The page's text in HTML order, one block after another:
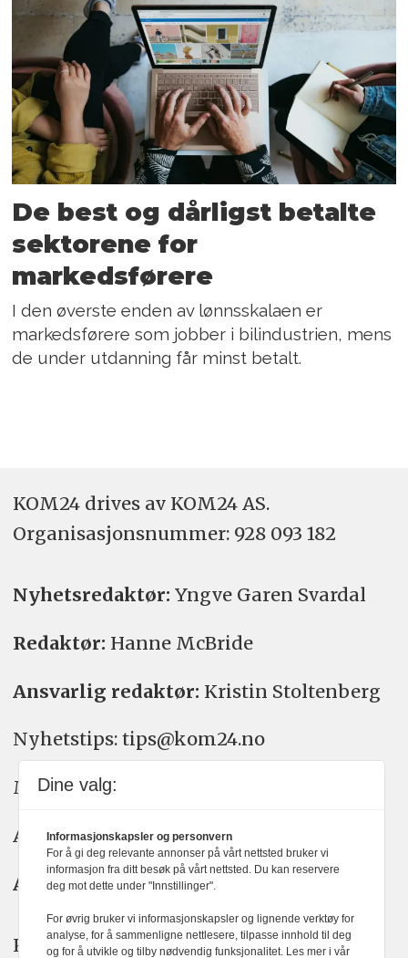
De best og dårligst betalte
sektorene for
markedsførere
I den øverste enden av lønnsskalaen er
markedsførere som jobber i bilindustrien, mens
de under utdanning får minst betalt.
KOM24 drives av KOM24 AS.
Organisasjons­nummer: 928 093 182
Nyhetsredaktør: Yngve Garen Svardal
Redaktør: Hanne McBride
Ansvarlig redaktør: Kristin Stoltenberg
Nyhetstips: tips@kom24.no
Meninger: meninger@kom24.no
Annonse: annonse@watchmedia.no
Abonnement:kom24@watchmedia.no
KOM24 arbeider etter Vær Varsom-
Dine valg:
Informasjonskapsler og personvern
For å gi deg relevante annonser på vårt nettsted bruker vi
informasjon fra ditt besøk på vårt nettsted. Du kan reservere
deg mot dette under "Innstillinger".
For øvrig bruker vi informasjonskapsler og lignende verktøy for
analyse, for å sammenligne nettlesere, tilpasse innhold til deg
og for å utvikle og tilby nødvendig funksjonalitet. Les mer i vår